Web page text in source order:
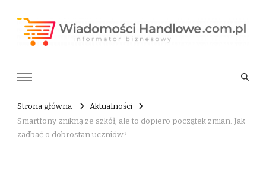
Strona główna
Aktualności
Smartfony znikną ze szkół, ale to dopiero początek zmian. Jak
zadbać o dobrostan uczniów?